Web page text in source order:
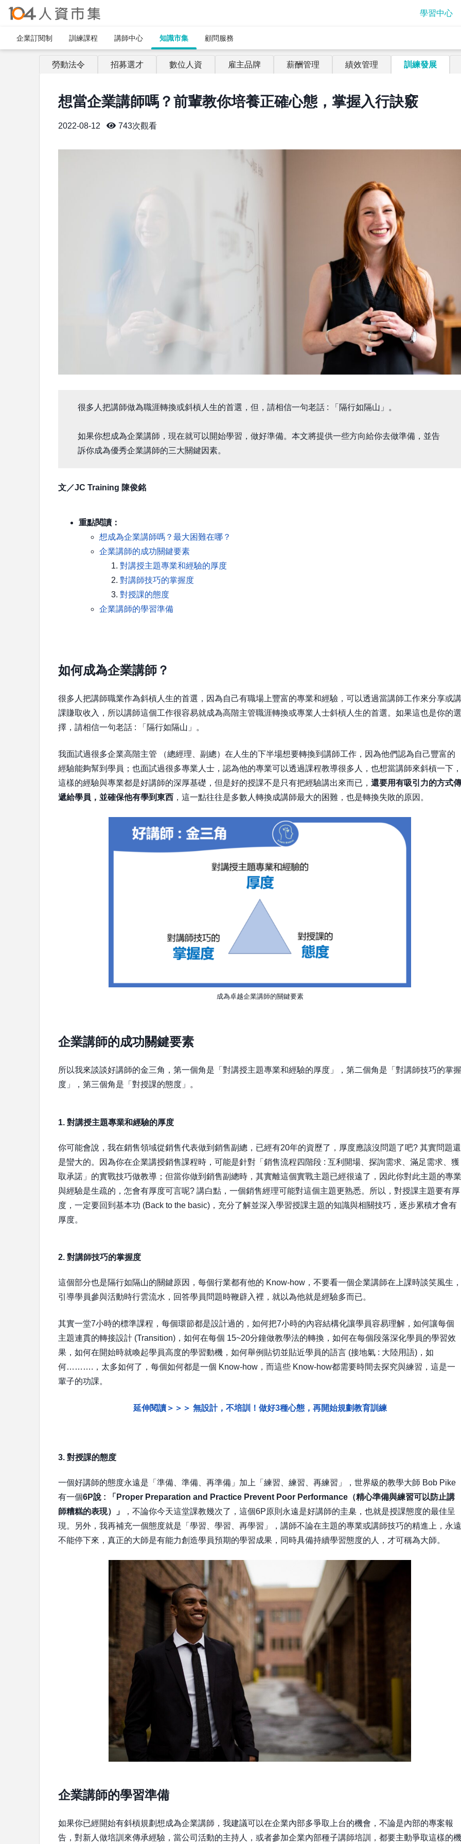
學習中心
企業訂閱制​ 訓練課程 講師中心 知識市集 顧問服務
勞動法令 招募選才 數位人資 雇主品牌 薪酬管理 績效管理 訓練發展
想當企業講師嗎？前輩教你培養正確心態，掌握入行訣竅
2022-08-12 743次觀看
很多人把講師做為職涯轉換或斜槓人生的首選，但，請相信一句老話 : 「隔行如隔山」。
如果你想成為企業講師，現在就可以開始學習，做好準備。本文將提供一些方向給你去做準備，並告
訴你成為優秀企業講師的三大關鍵因素。
文／JC Training 陳俊銘
重點閱讀：
想成為企業講師嗎？最大困難在哪？
企業講師的成功關鍵要素
對講授主題專業和經驗的厚度
對講師技巧的掌握度
對授課的態度
企業講師的學習準備
如何成為企業講師 ？
很多人把講師職業作為斜槓人生的首選，因為自己有職場上豐富的專業和經驗，可以透過當講師工作來分享或講
課賺取收入，所以講師這個工作很容易就成為高階主管職涯轉換或專業人士斜槓人生的首選。如果這也是你的選
擇，請相信一句老話 : 「隔行如隔山」。
我面試過很多企業高階主管 （總經理、副總）在人生的下半場想要轉換到講師工作，因為他們認為自己豐富的
經驗能夠幫到學員；也面試過很多專業人士，認為他的專業可以透過課程教導很多人，也想當講師來斜槓一下，
這樣的經驗與專業都是好講師的深厚基礎，但是好的授課不是只有把經驗講出來而已， 還要用有吸引力的方式傳
遞給學員，並確保他有學到東西 ，這一點往往是多數人轉換成講師最大的困難，也是轉換失敗的原因。
成為卓越企業講師的關鍵要素
企業講師的成功關鍵要素
所以我來談談好講師的金三角，第一個角是「對講授主題專業和經驗的厚度」，第二個角是「對講師技巧的掌握
度」，第三個角是「對授課的態度」。
1. 對講授主題專業和經驗的厚度
你可能會說，我在銷售領域從銷售代表做到銷售副總，已經有20年的資歷了，厚度應該沒問題了吧? 其實問題還
是蠻大的。因為你在企業講授銷售課程時，可能是針對「銷售流程四階段 : 互利開場、探詢需求、滿足需求、獲
取承諾」的實戰技巧做教導；但當你做到銷售副總時，其實離這個實戰主題已經很遠了，因此你對此主題的專業
與經驗是生疏的，怎會有厚度可言呢? 講白點，一個銷售經理可能對這個主題更熟悉。所以，對授課主題要有厚
度，一定要回到基本功 (Back to the basic)，充分了解並深入學習授課主題的知識與相關技巧，逐步累積才會有
厚度。
2. 對講師技巧的掌握度
這個部分也是隔行如隔山的關鍵原因，每個行業都有他的 Know-how，不要看一個企業講師在上課時談笑風生，
引導學員參與活動時行雲流水，回答學員問題時鞭辟入裡，就以為他就是經驗多而已。
其實一堂7小時的標準課程，每個環節都是設計過的，如何把7小時的內容結構化讓學員容易理解，如何讓每個
主題連貫的轉接設計 (Transition)，如何在每個 15~20分鐘做教學法的轉換，如何在每個段落深化學員的學習效
果，如何在開始時就喚起學員高度的學習動機，如何舉例貼切並貼近學員的語言 (接地氣 : 大陸用語)，如
何……….，太多如何了，每個如何都是一個 Know-how，而這些 Know-how都需要時間去探究與練習，這是一
輩子的功課。
延伸閱讀＞＞＞ 無設計，不培訓！做好3種心態，再開始規劃教育訓練
3. 對授課的態度
一個好講師的態度永遠是「準備、準備、再準備」加上「練習、練習、再練習」，世界級的教學大師 Bob Pike
有一個6P說 : 「Proper Preparation and Practice Prevent Poor Performance（精心準備與練習可以防止講
師糟糕的表現）」
，不論你今天這堂課教幾次了，這個6P原則永遠是好講師的圭臬，也就是授課態度的最佳呈
現。另外，我再補充一個態度就是「學習、學習、再學習」，講師不論在主題的專業或講師技巧的精進上，永遠
不能停下來，真正的大師是有能力創造學員預期的學習成果，同時具備持續學習態度的人，才可稱為大師。
企業講師的學習準備
如果你已經開始有斜槓規劃想成為企業講師，我建議可以在企業內部多爭取上台的機會，不論是內部的專案報
告，對新人做培訓來傳承經驗，當公司活動的主持人，或者參加企業內部種子講師培訓，都要主動爭取這樣的機